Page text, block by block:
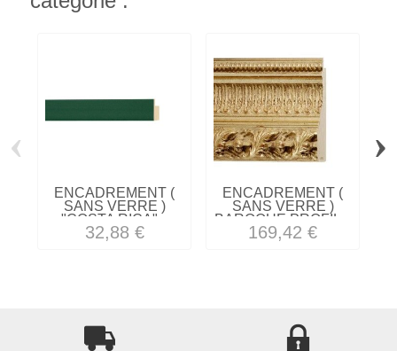
ENCADREMENT (
SANS VERRE )
"COSTA RICA"...
32,88 €
ENCADREMENT (
SANS VERRE )
BAROQUE PROFIL...
169,42 €
‹ ›